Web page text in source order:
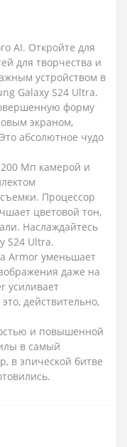
AI. Откройте для
для творчества и
устройством в
Galaxy S24 Ultra.
форму
экраном,
абсолютное чудо
Мп камерой и
Процессор
цветовой тон,
Наслаждайтесь
S24 Ultra.
Armor уменьшает
даже на
усиливает
действительно,
и повышенной
в самый
в эпической битве